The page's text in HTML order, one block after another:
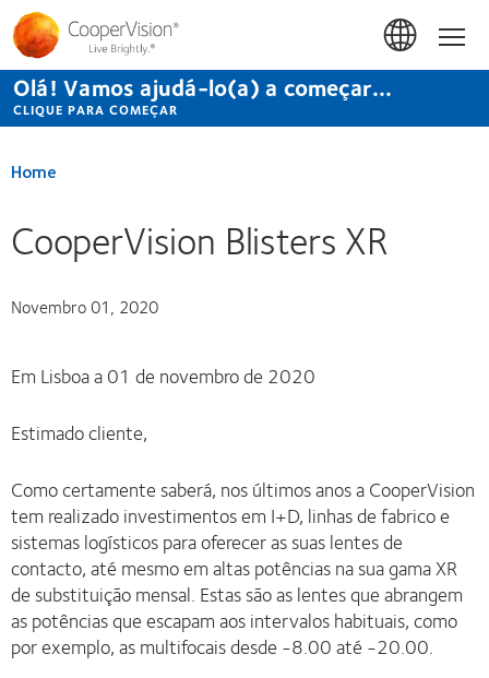
Passar
para
conteúdo
principal
Início
Olá! Vamos ajudá-lo(a) a começar...
CLIQUE PARA COMEÇAR
Home
CooperVision Blisters XR
Novembro 01, 2020
Em Lisboa a 01 de novembro de 2020
Estimado cliente,
Como certamente saberá, nos últimos anos a CooperVision
tem realizado investimentos em I+D, linhas de fabrico e
sistemas logísticos para oferecer as suas lentes de
contacto, até mesmo em altas potências na sua gama XR
de substituição mensal. Estas são as lentes que abrangem
as potências que escapam aos intervalos habituais, como
por exemplo, as multifocais desde -8.00 até -20.00.